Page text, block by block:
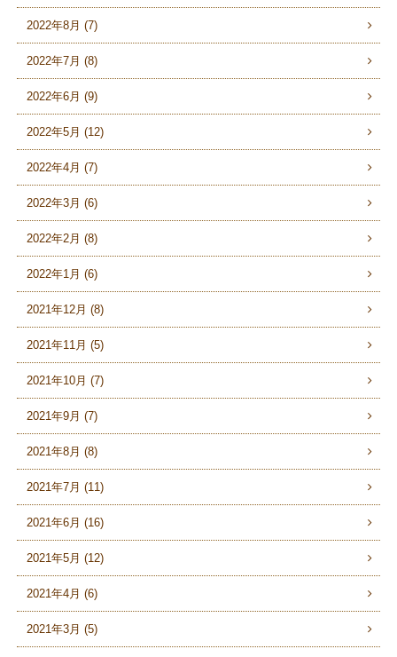
2022年8月 (7)
2022年7月 (8)
2022年6月 (9)
2022年5月 (12)
2022年4月 (7)
2022年3月 (6)
2022年2月 (8)
2022年1月 (6)
2021年12月 (8)
2021年11月 (5)
2021年10月 (7)
2021年9月 (7)
2021年8月 (8)
2021年7月 (11)
2021年6月 (16)
2021年5月 (12)
2021年4月 (6)
2021年3月 (5)